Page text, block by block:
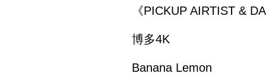
《PICKUP AIRTIST &
博多4K
Banana Lemon